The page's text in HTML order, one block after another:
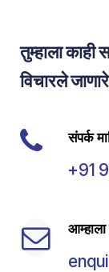
तुम्हाला
विचारले
संपर्क
+91